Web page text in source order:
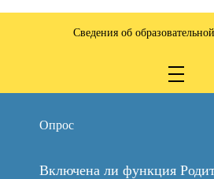
Сведения об
Опрос
Включена ли функция